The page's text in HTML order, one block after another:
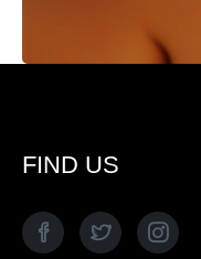
FIND US